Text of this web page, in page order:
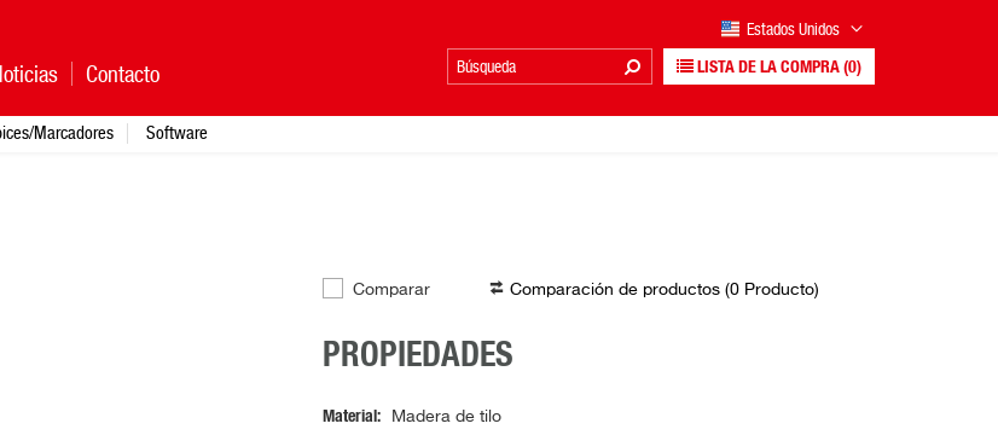
Comparar Comparación de productos (0 Producto)
PROPIEDADES
Material Madera de tilo
Contacto
Estados Unidos
LISTA DE LA COMPRA (0)
Marcadores Software